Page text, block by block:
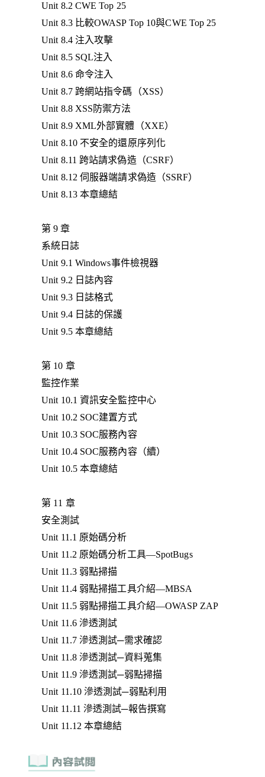
Unit 8.2 CWE Top 25
Unit 8.3 比較OWASP Top 10與CWE Top 25
Unit 8.4 注入攻擊
Unit 8.5 SQL注入
Unit 8.6 命令注入
Unit 8.7 跨網站指令碼（XSS）
Unit 8.8 XSS防禦方法
Unit 8.9 XML外部實體（XXE）
Unit 8.10 不安全的還原序列化
Unit 8.11 跨站請求偽造（CSRF）
Unit 8.12 伺服器端請求偽造（SSRF）
Unit 8.13 本章總結
第 9 章
系統日誌
Unit 9.1 Windows事件檢視器
Unit 9.2 日誌內容
Unit 9.3 日誌格式
Unit 9.4 日誌的保護
Unit 9.5 本章總結
第 10 章
監控作業
Unit 10.1 資訊安全監控中心
Unit 10.2 SOC建置方式
Unit 10.3 SOC服務內容
Unit 10.4 SOC服務內容（續）
Unit 10.5 本章總結
第 11 章
安全測試
Unit 11.1 原始碼分析
Unit 11.2 原始碼分析工具—SpotBugs
Unit 11.3 弱點掃描
Unit 11.4 弱點掃描工具介紹—MBSA
Unit 11.5 弱點掃描工具介紹—OWASP ZAP
Unit 11.6 滲透測試
Unit 11.7 滲透測試─需求確認
Unit 11.8 滲透測試─資料蒐集
Unit 11.9 滲透測試─弱點掃描
Unit 11.10 滲透測試─弱點利用
Unit 11.11 滲透測試─報告撰寫
Unit 11.12 本章總結